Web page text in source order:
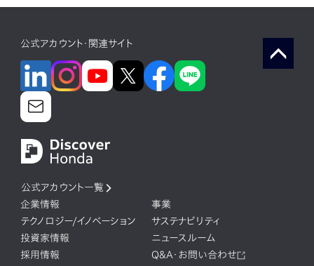
公式アカウント・関連サイト
公式アカウント一覧
企業情報
事業
テクノロジー/イノベーション
サステナビリティ
投資家情報
ニュースルーム
採用情報
Q&A・お問い合わせ